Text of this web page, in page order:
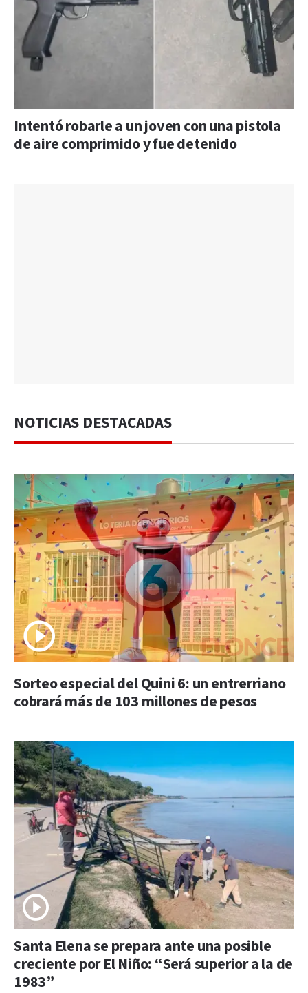
Intentó robarle a un joven con una pistola
de aire comprimido y fue detenido
NOTICIAS DESTACADAS
Sorteo especial del Quini 6: un entrerriano
cobrará más de 103 millones de pesos
Santa Elena se prepara ante una posible
creciente por El Niño: “Será superior a la de
1983”